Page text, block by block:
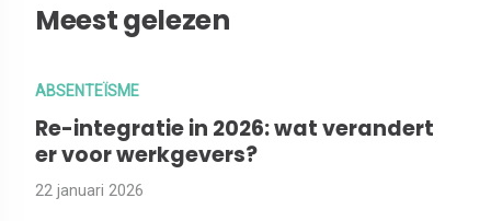
Meest gelezen
ABSENTEÏSME
Re-integratie in 2026: wat verandert
er voor werkgevers?
22 januari 2026